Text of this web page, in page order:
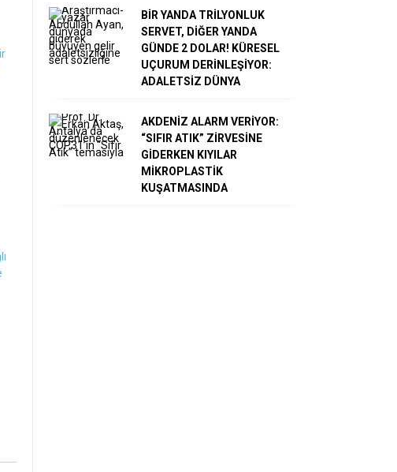
BİR YANDA TRİLYONLUK
SERVET, DİĞER YANDA
GÜNDE 2 DOLAR! KÜRESEL
UÇURUM DERİNLEŞİYOR:
ADALETSİZ DÜNYA
AKDENİZ ALARM VERİYOR:
“SIFIR ATIK” ZİRVESİNE
GİDERKEN KIYILAR
MİKROPLASTİK
KUŞATMASINDA